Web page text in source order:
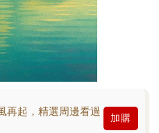
再起，精選周邊看過
加購